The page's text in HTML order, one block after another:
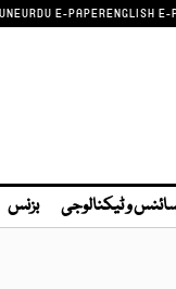
URDU E-PAPERENGLISH E-
و ٹیکنالوجی بزنس